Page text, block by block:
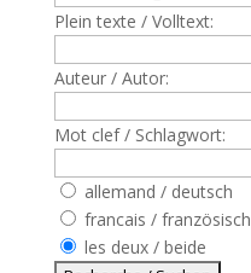
Plein texte / Volltext:
Auteur / Autor:
Mot clef / Schlagwort:
allemand / deutsch
francais / französisch
les deux / beide